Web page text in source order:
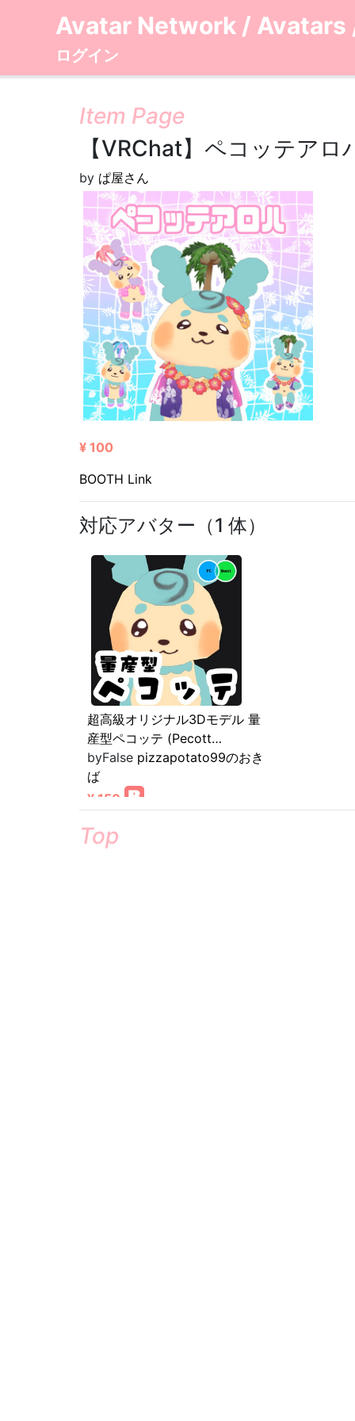
Avatar Network / Avatars
ログイン
Item Page
【VRChat】ペコッテア
by ぱ屋さん
¥ 100
BOOTH Link
対応アバター（1 体）
超高級オリジナル3Dモデル 量
産型ペコッテ (Pecott…
byFalse pizzapotato99のおき
ば
¥ 150
Top